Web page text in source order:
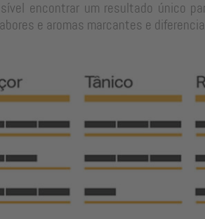
encontrar um resultado único
e aromas marcantes e